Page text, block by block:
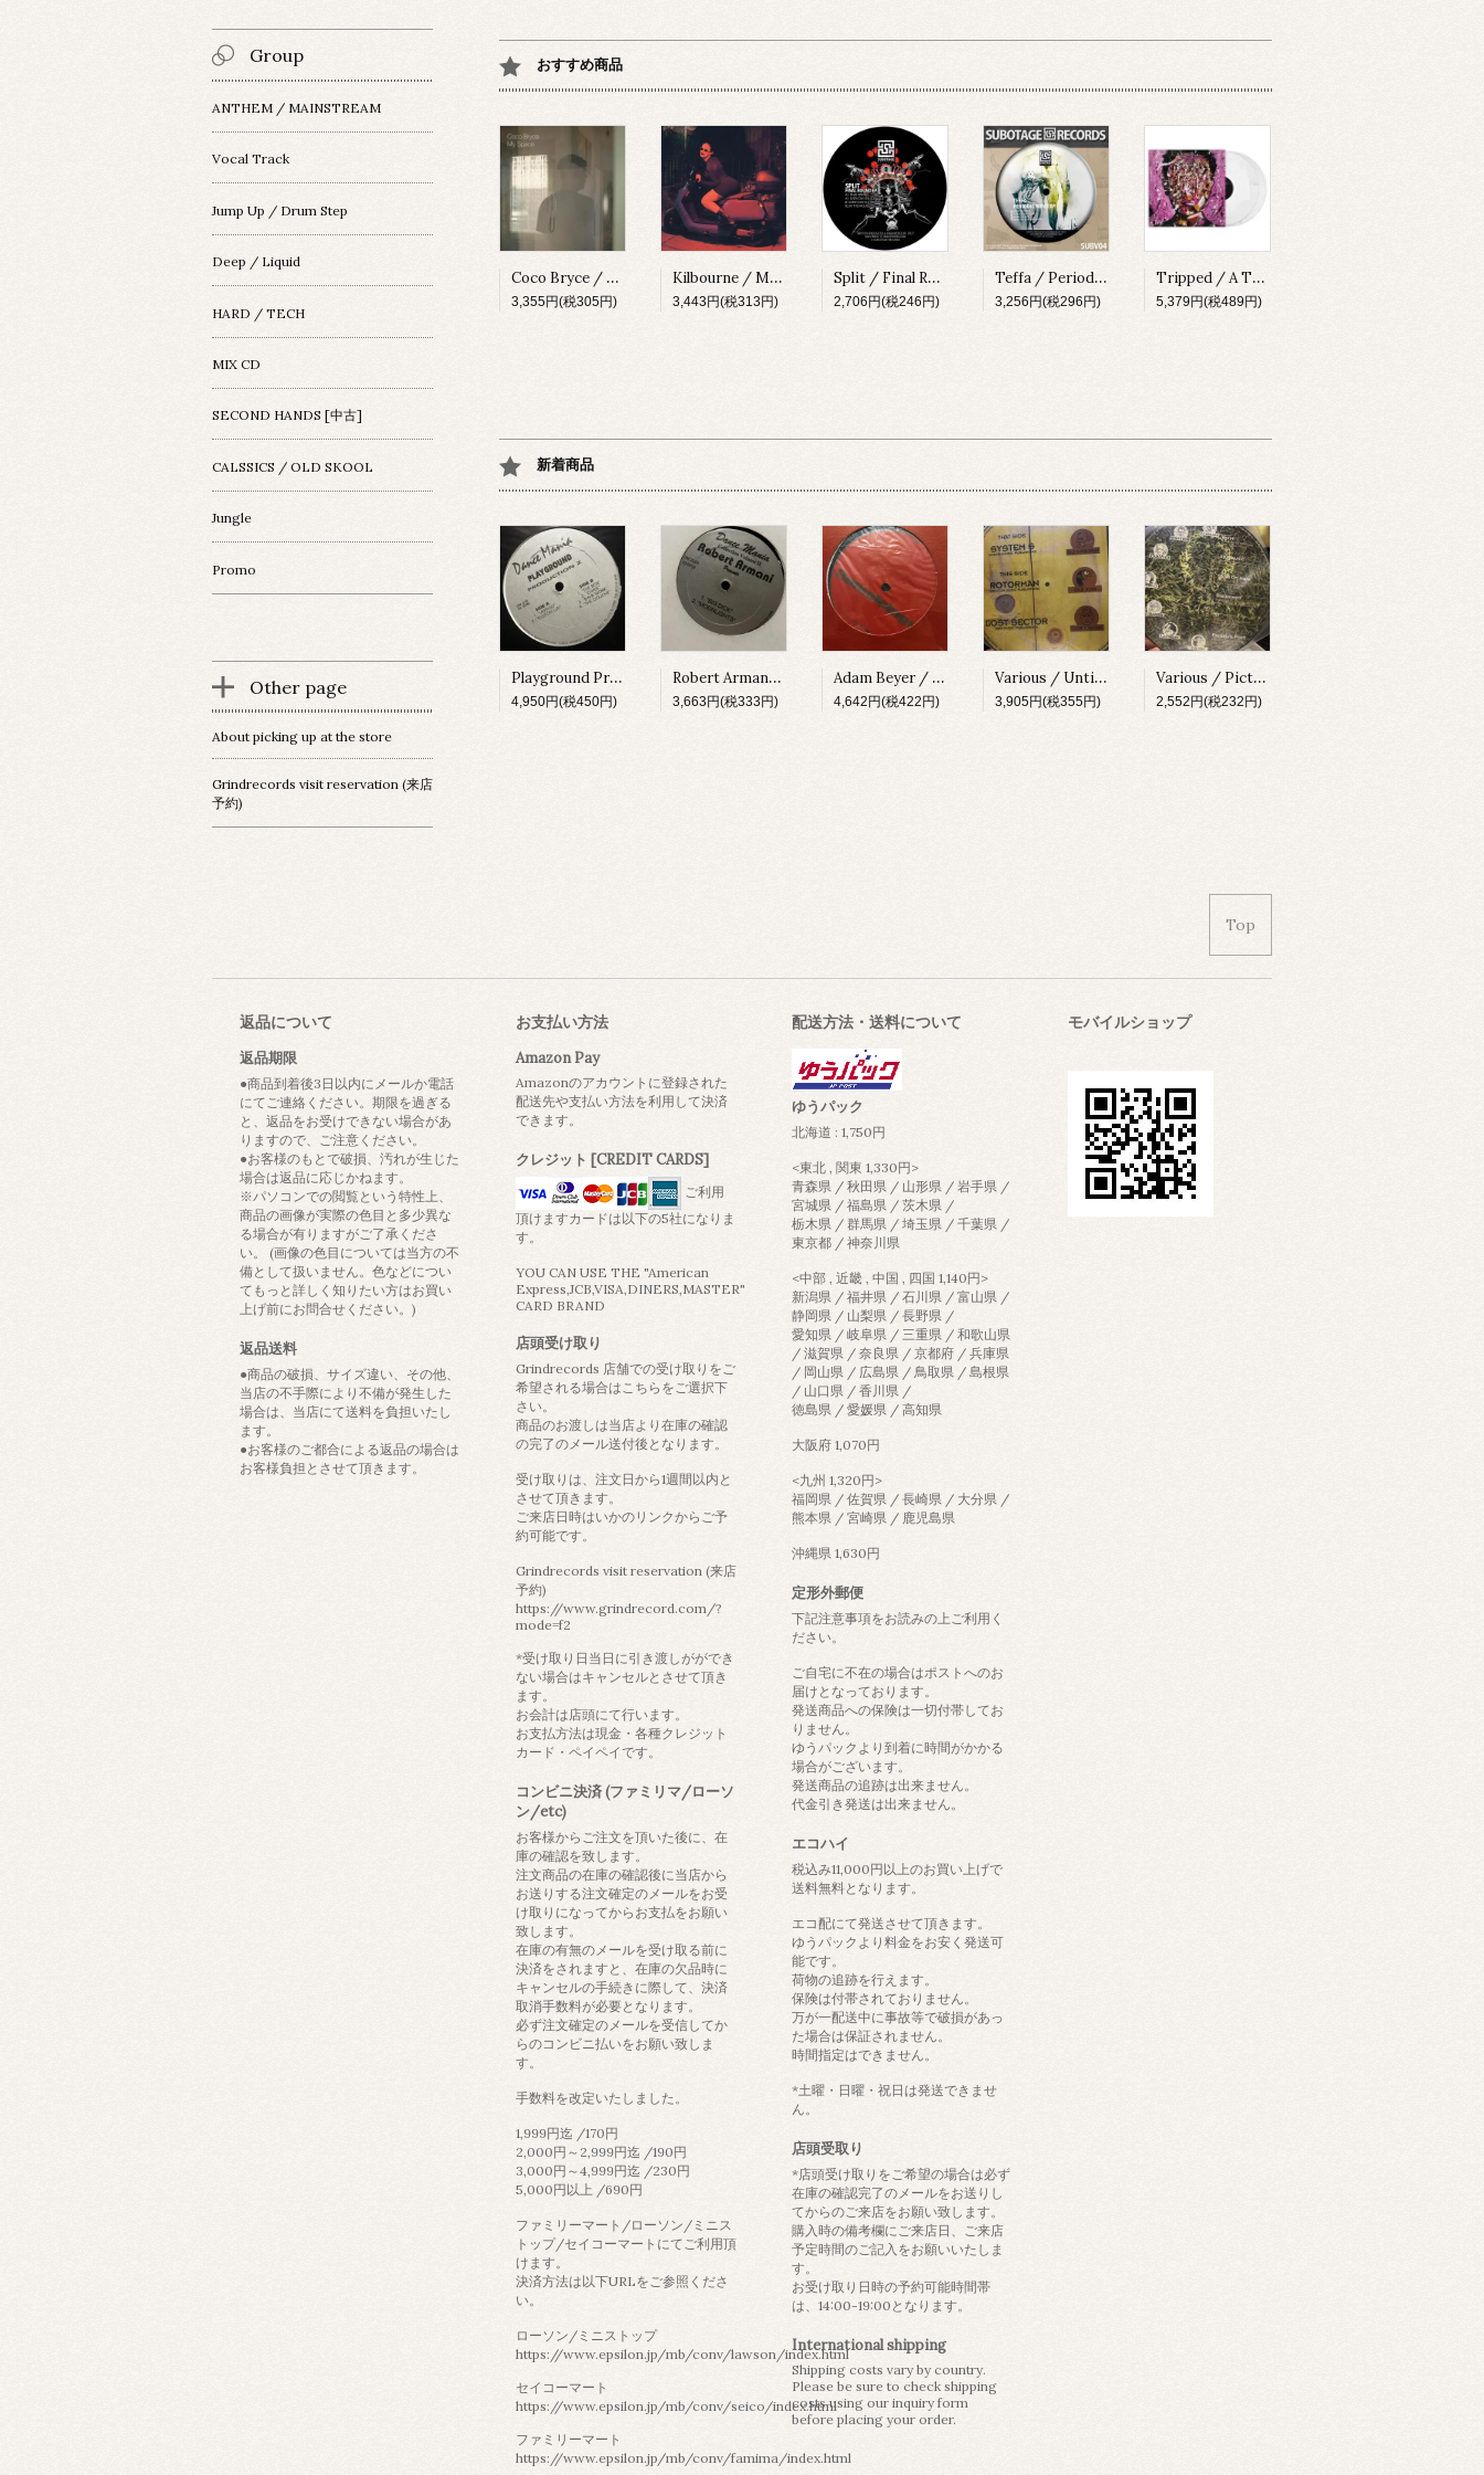
おすすめ商品
Coco Bryce / My Space [PRSPCT299][2023]
3,355円(税305円)
Kilbourne / Milkshake [PRSPCT304][2023]
3,443円(税313円)
Split / Final Round EP [SUBV03][2023]
2,706円(税246円)
Teffa / Periodic Wave EP [SUBV04][2023]
3,256円(税296円)
Tripped / A Thing About Something [MADLP001][2023]
5,379円(税489円)
新着商品
Playground Production Z / Vertigo [DM076][1994]
4,950円(税450円)
Robert Armani / Collection Volume II [DM222][1997]
3,663円(税333円)
Adam Beyer / Remainings [CODERED03][1997]
4,642円(税422円)
Various / Untitled [X-010][1996]
3,905円(税355円)
Various / Picture Disc [X-020][1997]
2,552円(税232円)
Group
ANTHEM / MAINSTREAM
Vocal Track
Jump Up / Drum Step
Deep / Liquid
HARD / TECH
MIX CD
SECOND HANDS [中古]
CALSSICS / OLD SKOOL
Jungle
Promo
Other page
About picking up at the store
Grindrecords visit reservation (来店
予約)
Top
返品について
返品期限
●商品到着後3日以内にメールか電話
にてご連絡ください。期限を過ぎる
と、返品をお受けできない場合があ
りますので、ご注意ください。
●お客様のもとで破損、汚れが生じた
場合は返品に応じかねます。
※パソコンでの閲覧という特性上、
商品の画像が実際の色目と多少異な
る場合が有りますがご了承くださ
い。 (画像の色目については当方の不
備として扱いません。色などについ
てもっと詳しく知りたい方はお買い
上げ前にお問合せください。)
返品送料
●商品の破損、サイズ違い、その他、
当店の不手際により不備が発生した
場合は、当店にて送料を負担いたし
ます。
●お客様のご都合による返品の場合は
お客様負担とさせて頂きます。
お支払い方法
Amazon Pay
Amazonのアカウントに登録された
配送先や支払い方法を利用して決済
できます。
クレジット [CREDIT CARDS]
ご利用
頂けますカードは以下の5社になりま
す。
YOU CAN USE THE "American
Express,JCB,VISA,DINERS,MASTER"
CARD BRAND
店頭受け取り
Grindrecords 店舗での受け取りをご
希望される場合はこちらをご選択下
さい。
商品のお渡しは当店より在庫の確認
の完了のメール送付後となります。
受け取りは、注文日から1週間以内と
させて頂きます。
ご来店日時はいかのリンクからご予
約可能です。
Grindrecords visit reservation (来店
予約)
https://www.grindrecord.com/?
mode=f2
*受け取り日当日に引き渡しがができ
ない場合はキャンセルとさせて頂き
ます。
お会計は店頭にて行います。
お支払方法は現金・各種クレジット
カード・ペイペイです。
コンビニ決済 (ファミリマ/ローソ
ン/etc)
お客様からご注文を頂いた後に、在
庫の確認を致します。
注文商品の在庫の確認後に当店から
お送りする注文確定のメールをお受
け取りになってからお支払をお願い
致します。
在庫の有無のメールを受け取る前に
決済をされますと、在庫の欠品時に
キャンセルの手続きに際して、決済
取消手数料が必要となります。
必ず注文確定のメールを受信してか
らのコンビニ払いをお願い致しま
す。
手数料を改定いたしました。
1,999円迄 /170円
2,000円～2,999円迄 /190円
3,000円～4,999円迄 /230円
5,000円以上 /690円
ファミリーマート/ローソン/ミニス
トップ/セイコーマートにてご利用頂
けます。
決済方法は以下URLをご参照くださ
い。
ローソン/ミニストップ
https://www.epsilon.jp/mb/conv/lawson/index.html
セイコーマート
https://www.epsilon.jp/mb/conv/seico/index.html
ファミリーマート
https://www.epsilon.jp/mb/conv/famima/index.html
配送方法・送料について
ゆうパック
北海道 : 1,750円
<東北 , 関東 1,330円>
青森県 / 秋田県 / 山形県 / 岩手県 /
宮城県 / 福島県 / 茨木県 /
栃木県 / 群馬県 / 埼玉県 / 千葉県 /
東京都 / 神奈川県
<中部 , 近畿 , 中国 , 四国 1,140円>
新潟県 / 福井県 / 石川県 / 富山県 /
静岡県 / 山梨県 / 長野県 /
愛知県 / 岐阜県 / 三重県 / 和歌山県
/ 滋賀県 / 奈良県 / 京都府 / 兵庫県
/ 岡山県 / 広島県 / 鳥取県 / 島根県
/ 山口県 / 香川県 /
徳島県 / 愛媛県 / 高知県
大阪府 1,070円
<九州 1,320円>
福岡県 / 佐賀県 / 長崎県 / 大分県 /
熊本県 / 宮崎県 / 鹿児島県
沖縄県 1,630円
定形外郵便
下記注意事項をお読みの上ご利用く
ださい。
ご自宅に不在の場合はポストへのお
届けとなっております。
発送商品への保険は一切付帯してお
りません。
ゆうパックより到着に時間がかかる
場合がございます。
発送商品の追跡は出来ません。
代金引き発送は出来ません。
エコハイ
税込み11,000円以上のお買い上げで
送料無料となります。
エコ配にて発送させて頂きます。
ゆうパックより料金をお安く発送可
能です。
荷物の追跡を行えます。
保険は付帯されておりません。
万が一配送中に事故等で破損があっ
た場合は保証されません。
時間指定はできません。
*土曜・日曜・祝日は発送できませ
ん。
店頭受取り
*店頭受け取りをご希望の場合は必ず
在庫の確認完了のメールをお送りし
てからのご来店をお願い致します。
購入時の備考欄にご来店日、ご来店
予定時間のご記入をお願いいたしま
す。
お受け取り日時の予約可能時間帯
は、14:00-19:00となります。
International shipping
Shipping costs vary by country.
Please be sure to check shipping
costs using our inquiry form
before placing your order.
モバイルショップ